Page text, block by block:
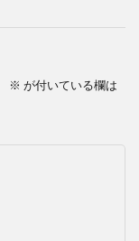
※ が付いている欄は